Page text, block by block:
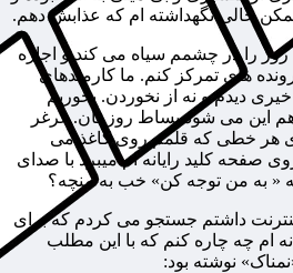
خالی نگهداشته ام که عذابش دهم.
را در چشمم سیاه می کند و اجازه
های تمرکز کنم. ما کارمندهای
دیدم و نه از نخوردن. بخوریم
این می شود بساط روزمان. غرغر
هر خطی که قلمم روی کاغذ می
صفحه کلید رایانه ام میبرد با صدای
« به من توجه کن» خب به منچه؟
داشتم جستجو می کردم که برای
ام چه چاره کنم که با این مطلب
نوشته بود: